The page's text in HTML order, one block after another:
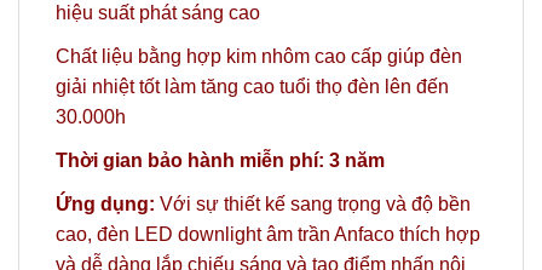
hiệu suất phát sáng cao
Chất liệu bằng hợp kim nhôm cao cấp giúp đèn
giải nhiệt tốt làm tăng cao tuổi thọ đèn lên đến
30.000h
Thời gian bảo hành miễn phí: 3 năm
Ứng dụng: Với sự thiết kế sang trọng và độ bền
cao, đèn LED downlight âm trần Anfaco thích hợp
và dễ dàng lắp chiếu sáng và tạo điểm nhấn nội